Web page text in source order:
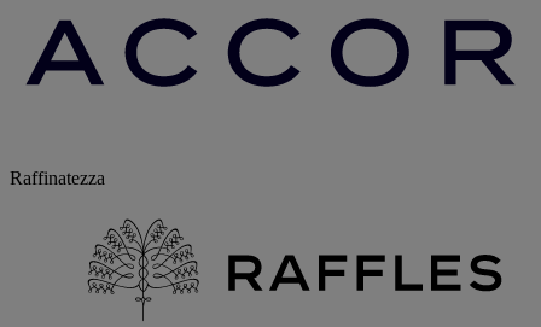
Raffinatezza